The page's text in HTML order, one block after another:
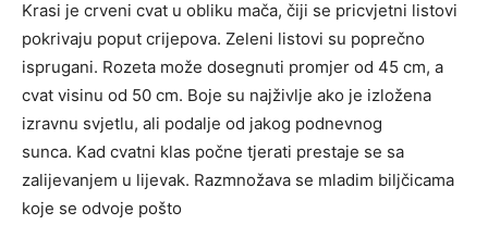
Krasi je crveni cvat u obliku mača, čiji se pricvjetni listovi
pokrivaju poput crijepova. Zeleni listovi su poprečno
isprugani. Rozeta može dosegnuti promjer od 45 cm, a
cvat visinu od 50 cm. Boje su najživlje ako je izložena
izravnu svjetlu, ali podalje od jakog podnevnog
sunca. Kad cvatni klas počne tjerati prestaje se sa
zalijevanjem u lijevak. Razmnožava se mladim biljčicama
koje se odvoje pošto